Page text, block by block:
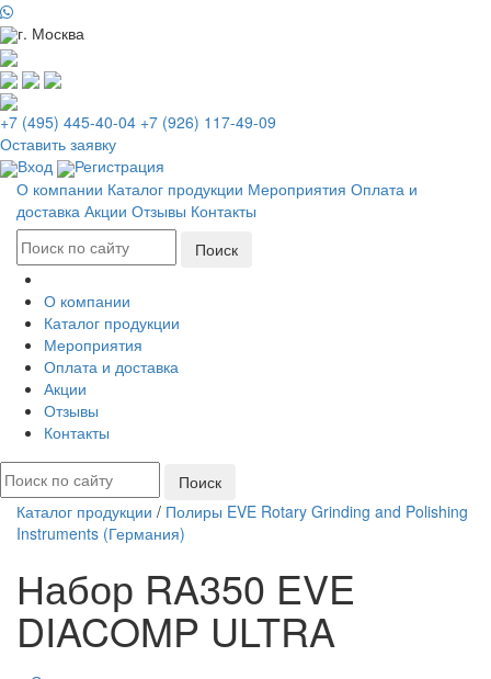
г. Москва
+7 (495) 445-40-04 +7 (926) 117-49-09
Оставить заявку
Вход
Регистрация
О компании Каталог продукции Мероприятия Оплата и
доставка Акции Отзывы Контакты
О компании
Каталог продукции
Мероприятия
Оплата и доставка
Акции
Отзывы
Контакты
Каталог продукции / Полиры EVE Rotary Grinding and Polishing
Instruments (Германия)
Набор RA350 EVE
DIACOMP ULTRA